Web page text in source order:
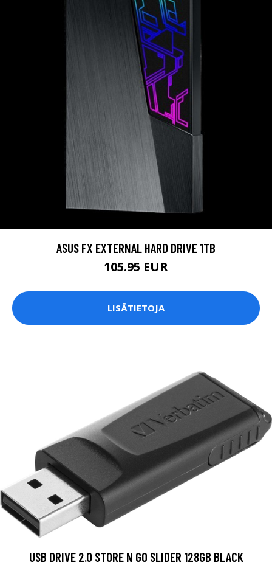
ASUS FX EXTERNAL HARD DRIVE 1TB
105.95 EUR
LISÄTIETOJA
USB DRIVE 2.0 STORE N GO SLIDER 128GB BLACK